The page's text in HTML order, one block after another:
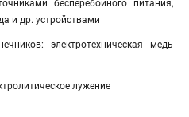
бесперебойного питания,
и др. устройствами
электротехническая медь
лужение